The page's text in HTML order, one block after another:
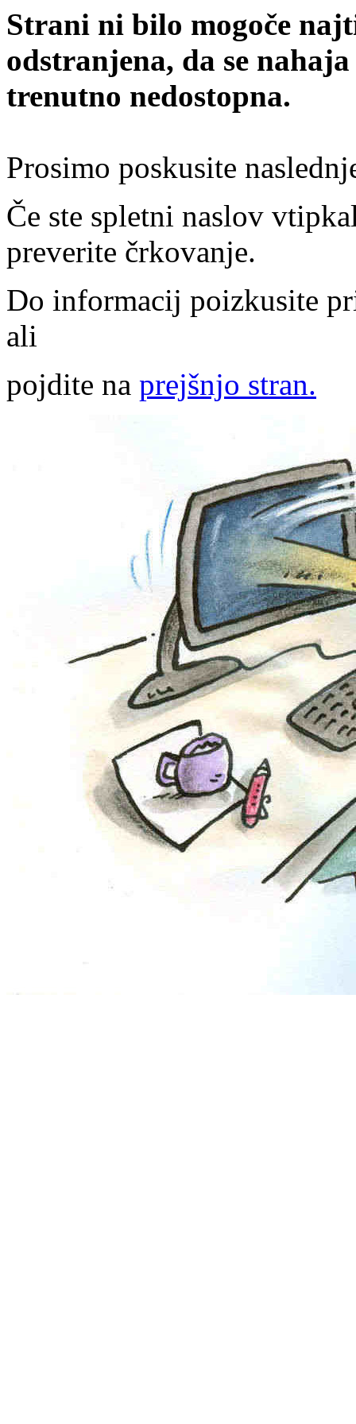
Strani ni bilo mogoče
odstranjena, da se
trenutno nedostopna.
Prosimo poskusite
Če ste spletni naslov
preverite črkovanje.
Do informacij poizkusite
ali
pojdite na prejšnjo stran.